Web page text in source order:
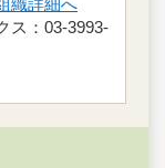
織詳細へ
ス：03-3993-